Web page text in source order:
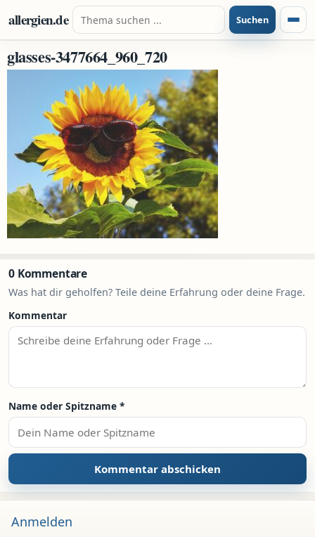
Zum Inhalt springen
allergien.de Suche nach: Suchen
glasses-3477664_960_720
0 Kommentare
Was hat dir geholfen? Teile deine Erfahrung oder deine Frage.
Kommentar
Name oder Spitzname *
Anmelden